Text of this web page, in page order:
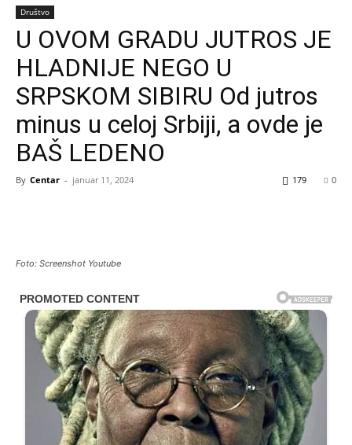
Društvo
U OVOM GRADU JUTROS JE
HLADNIJE NEGO U
SRPSKOM SIBIRU Od jutros
minus u celoj Srbiji, a ovde je
BAŠ LEDENO
By Centar - januar 11, 2024 0
179
Foto: Screenshot Youtube